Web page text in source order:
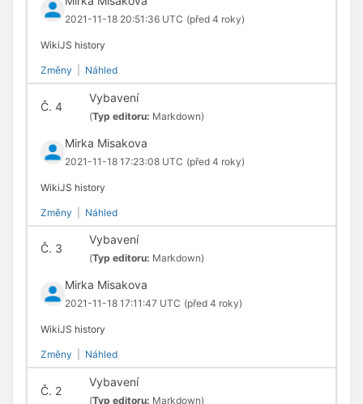
2021-11-18 20:51:36 UTC (před 4 roky)
WikiJS history
Změny Náhled
Č. 4
Vybavení
(Typ editoru: Markdown)
Mirka Misakova
2021-11-18 17:23:08 UTC (před 4 roky)
WikiJS history
Změny Náhled
Č. 3
Vybavení
(Typ editoru: Markdown)
Mirka Misakova
2021-11-18 17:11:47 UTC (před 4 roky)
WikiJS history
Změny Náhled
Č. 2
Vybavení
(Typ editoru: Markdown)